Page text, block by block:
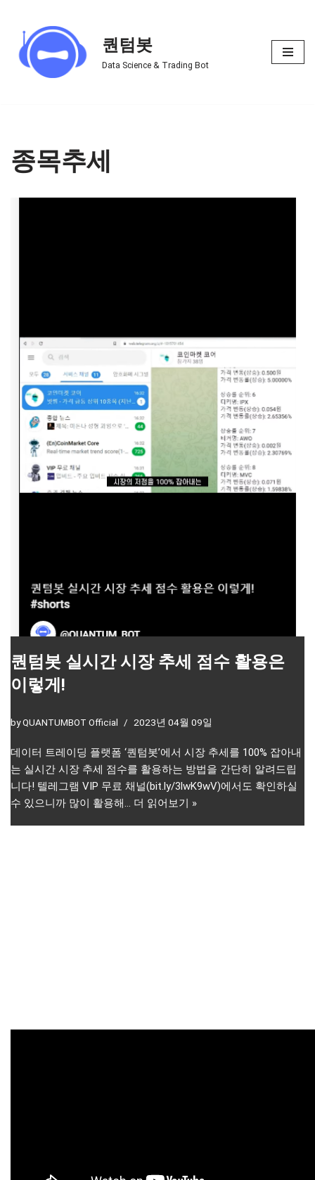
Skip
to
content
퀀텀봇
Data Science & Trading Bot
종목추세
퀀텀봇 실시간 시장 추세 점수 활용은
이렇게!
byQUANTUMBOT Official 2023년 04월 09일
데이터 트레이딩 플랫폼 ‘퀀텀봇’에서 시장 추세를 100% 잡아내
는 실시간 시장 추세 점수를 활용하는 방법을 간단히 알려드립
니다! 텔레그램 VIP 무료 채널(bit.ly/3lwK9wV)에서도 확인하실
수 있으니까 많이 활용해… 더 읽어보기 »